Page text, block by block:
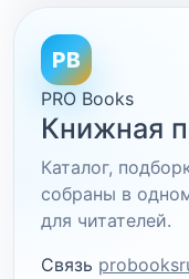
PB
PRO Books
Книжная
Каталог,
собраны в
для читателей.
Связь